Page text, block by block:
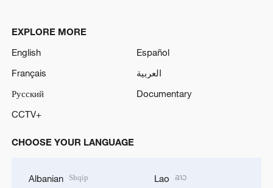
EXPLORE MORE
English
Español
Français
العربية
Русский
Documentary
CCTV+
CHOOSE YOUR LANGUAGE
Albanian Shqip Lao ລາວ